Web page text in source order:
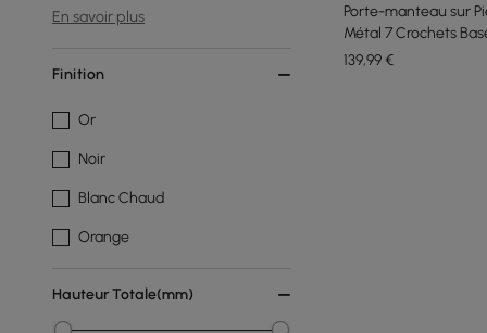
En savoir plus
Finition
Or
Noir
Blanc Chaud
Orange
Hauteur Totale(mm)
Porte-manteau sur
Métal 7 Crochets
139,99€